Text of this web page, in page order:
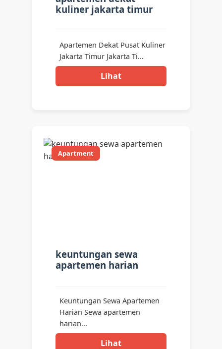
kuliner jakarta timur
Apartemen Dekat Pusat Kuliner
Jakarta Timur Jakarta Ti...
Lihat
Apartment
keuntungan sewa
apartemen harian
Keuntungan Sewa Apartemen
Harian Sewa apartemen
harian...
Lihat